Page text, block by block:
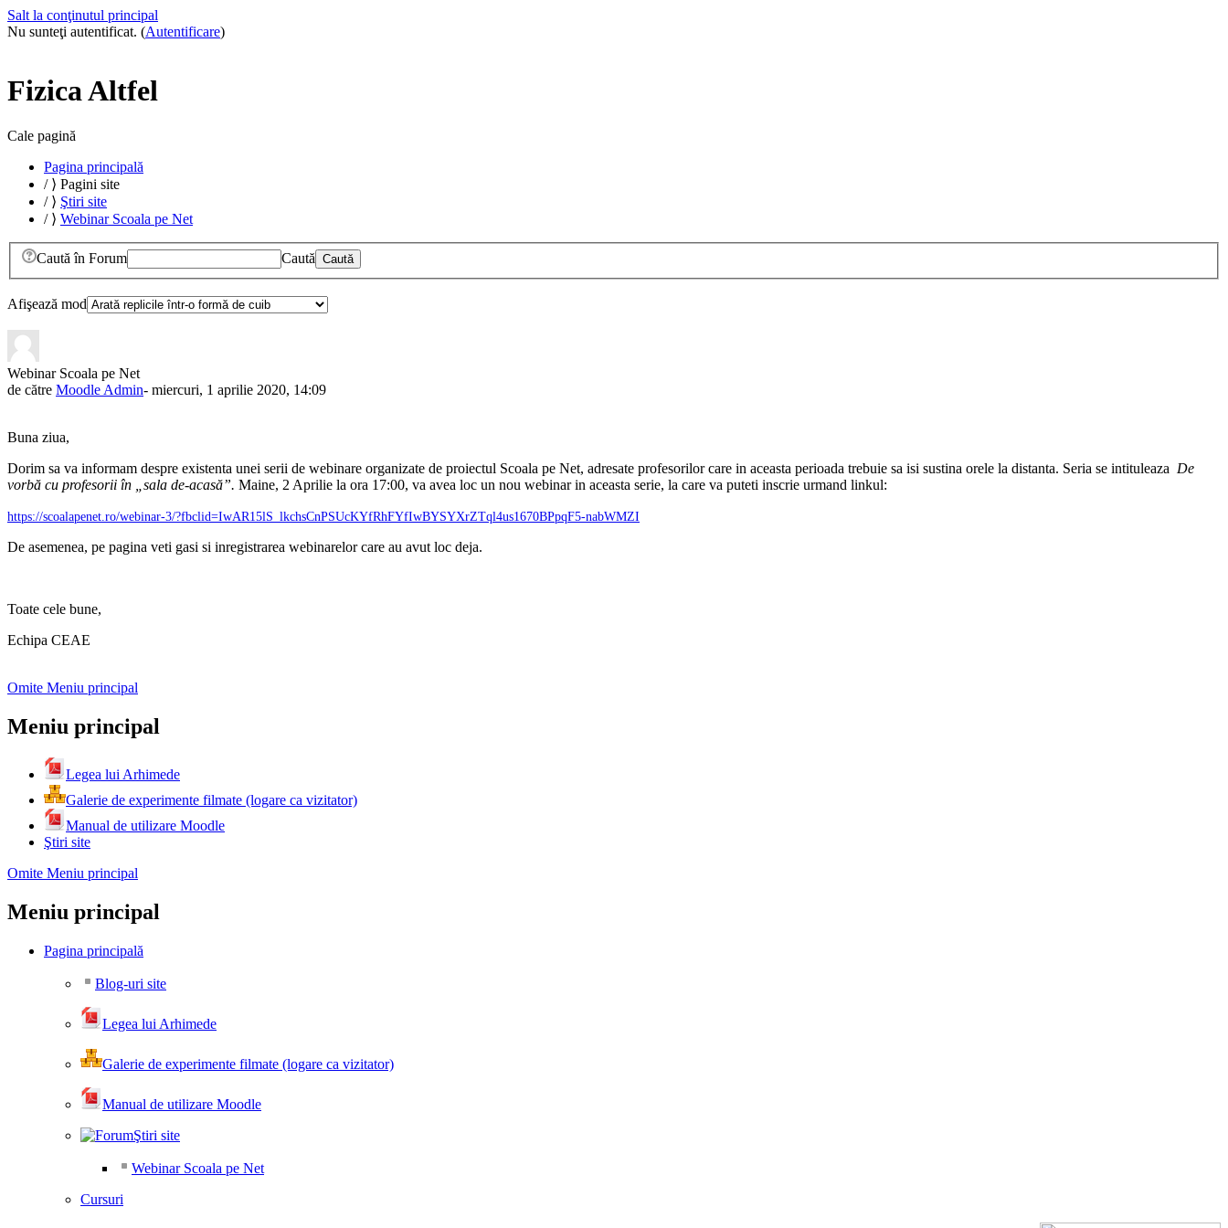
Salt la conţinutul principal
Nu sunteţi autentificat. (Autentificare)
Fizica Altfel
Cale pagină
Pagina principală
/ ⟩ Pagini site
/ ⟩ Ştiri site
/ ⟩ Webinar Scoala pe Net
Caută în Forum Caută
Afişează mod
Webinar Scoala pe Net
de către Moodle Admin- miercuri, 1 aprilie 2020, 14:09
Buna ziua,
Dorim sa va informam despre existenta unei serii de webinare organizate de proiectul Scoala pe Net, adresate profesorilor care in aceasta perioada trebuie sa isi sustina orele la distanta. Seria se intituleaza De
vorbă cu profesorii în „sala de-acasă”. Maine, 2 Aprilie la ora 17:00, va avea loc un nou webinar in aceasta serie, la care va puteti inscrie urmand linkul:
https://scoalapenet.ro/webinar-3/?fbclid=IwAR15lS_lkchsCnPSUcKYfRhFYfIwBYSYXrZTql4us1670BPpqF5-nabWMZI
De asemenea, pe pagina veti gasi si inregistrarea webinarelor care au avut loc deja.
Toate cele bune,
Echipa CEAE
Omite Meniu principal
Meniu principal
Legea lui Arhimede
Galerie de experimente filmate (logare ca vizitator)
Manual de utilizare Moodle
Ştiri site
Omite Meniu principal
Meniu principal
Pagina principală
Blog-uri site
Legea lui Arhimede
Galerie de experimente filmate (logare ca vizitator)
Manual de utilizare Moodle
Ştiri site
Webinar Scoala pe Net
Cursuri